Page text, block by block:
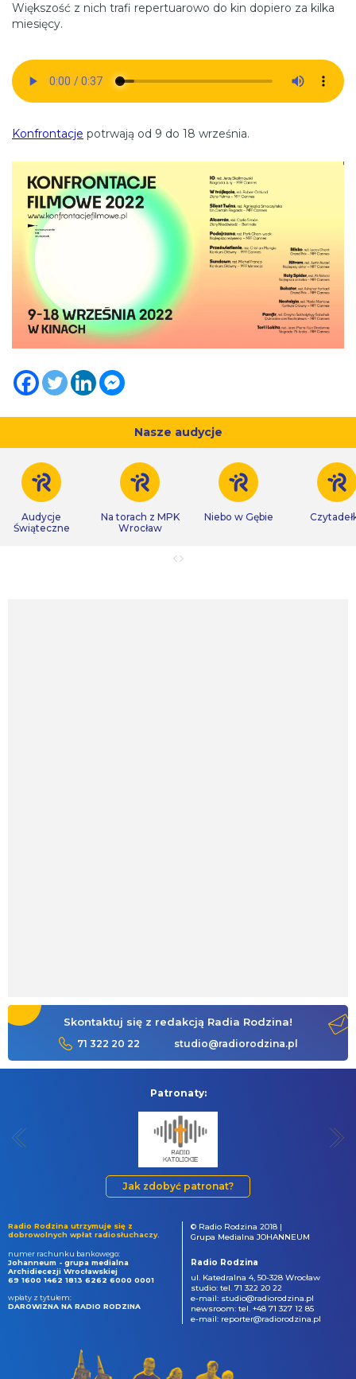
Większość z nich trafi repertuarowo do kin dopiero za kilka
miesięcy.
Konfrontacje potrwają od 9 do 18 września.
Nasze audycje
Audycje
Świąteczne
Na torach z MPK
Wrocław
Niebo w Gębie
Skontaktuj się z redakcją Radia Rodzina!
71 322 20 22 studio@radiorodzina.pl
Patronaty:
Jak zdobyć patronat?
Radio Rodzina utrzymuje się z
dobrowolnych wpłat radiosłuchaczy.
numer rachunku bankowego:
Johanneum - grupa medialna
Archidiecezji Wrocławskiej
69 1600 1462 1813 6262 6000 0001
wpłaty z tytułem:
DAROWIZNA NA RADIO RODZINA
© Radio Rodzina 2018 |
Grupa Medialna JOHANNEUM
Radio Rodzina
ul. Katedralna 4, 50-328 Wrocław
studio: tel. 71 322 20 22
e-mail: studio@radiorodzina.pl
newsroom: tel. +48 71 327 12 85
e-mail: reporter@radiorodzina.pl